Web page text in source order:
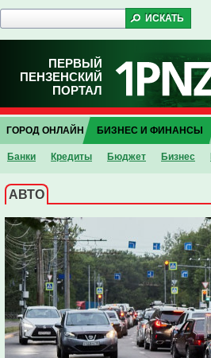
ПЕРВЫЙ
ПЕНЗЕНСКИЙ
ПОРТАЛ
ГОРОД ОНЛАЙН БИЗНЕС И ФИНАНСЫ
Банки Кредиты Бюджет Бизнес
АВТО